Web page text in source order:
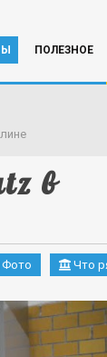
ПОЛЕЗНОЕ
в
Фото Что